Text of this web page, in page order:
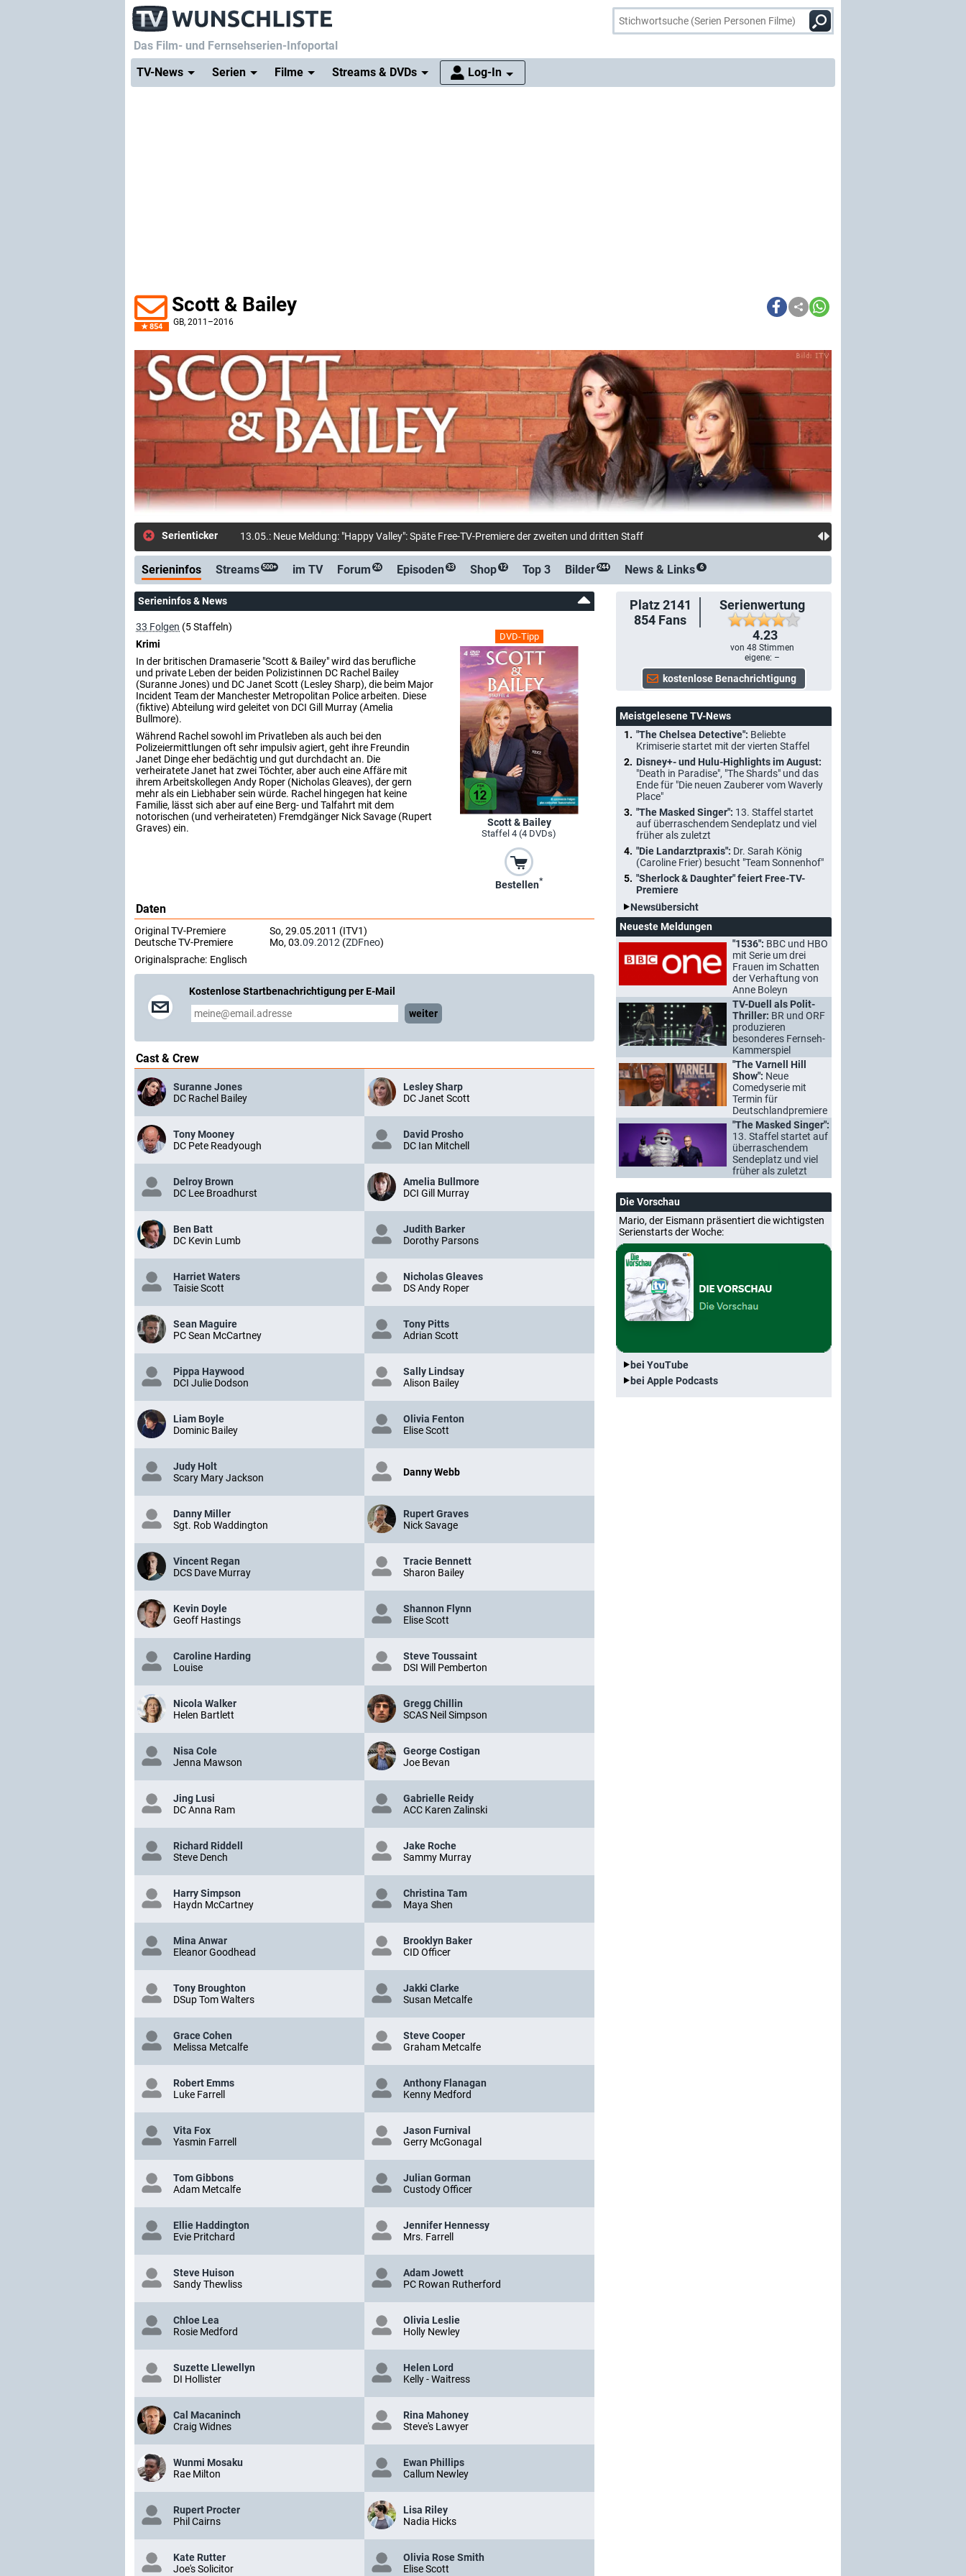
Das Film- und Fernsehserien-Infoportal
TV-News
Serien Filme Streams & DVDs Log-In
854
Scott & Bailey
GB, 2011–2016
Serienticker 13.05.: Neue Meldung: "Happy Valley": Späte Free-TV-Premiere der zweiten und dritten Staffel: BBC-Krimiserie wird hierzulande
Serieninfos Streams 500+ im TV Forum 26 Episoden 33 Shop 12 Top 3 Bilder 244 News & Links 6
Platz 2141
854 Fans
Serienwertung
4.23
von 48 Stimmen
eigene: –
Serieninfos & News
DVD-Tipp
Scott & Bailey
Staffel 4 (4 DVDs)
Bestellen*
33 Folgen (5 Staffeln)
Krimi
In der britischen Dramaserie "Scott & Bailey" wird das berufliche
und private Leben der beiden Polizistinnen DC Rachel Bailey
(Suranne Jones) und DC Janet Scott (Lesley Sharp), die beim Major
Incident Team der Manchester Metropolitan Police arbeiten. Diese
(fiktive) Abteilung wird geleitet von DCI Gill Murray (Amelia
Bullmore).
Während Rachel sowohl im Privatleben als auch bei den
Polizeiermittlungen oft sehr impulsiv agiert, geht ihre Freundin
Janet Dinge eher bedächtig und gut durchdacht an. Die
verheiratete Janet hat zwei Töchter, aber auch eine Affäre mit
ihrem Arbeitskollegen Andy Roper (Nicholas Gleaves), der gern
mehr als ein Liebhaber sein würde. Rachel hingegen hat keine
Familie, lässt sich aber auf eine Berg- und Talfahrt mit dem
notorischen (und verheirateten) Fremdgänger Nick Savage (Rupert
Graves) ein.
Daten
Original TV-Premiere
So, 29.05.2011 (ITV1)
Deutsche TV-Premiere
Mo, 03.09.2012 (ZDFneo)
Originalsprache: Englisch
Kostenlose Startbenachrichtigung per E-Mail
weiter
Cast & Crew
Suranne Jones
DC Rachel Bailey
Lesley Sharp
DC Janet Scott
Tony Mooney
DC Pete Readyough
David Prosho
DC Ian Mitchell
Delroy Brown
DC Lee Broadhurst
Amelia Bullmore
DCI Gill Murray
Ben Batt
DC Kevin Lumb
Judith Barker
Dorothy Parsons
Harriet Waters
Taisie Scott
Nicholas Gleaves
DS Andy Roper
Sean Maguire
PC Sean McCartney
Tony Pitts
Adrian Scott
Pippa Haywood
DCI Julie Dodson
Sally Lindsay
Alison Bailey
Liam Boyle
Dominic Bailey
Olivia Fenton
Elise Scott
Judy Holt
Scary Mary Jackson
Danny Webb
Danny Miller
Sgt. Rob Waddington
Rupert Graves
Nick Savage
Vincent Regan
DCS Dave Murray
Tracie Bennett
Sharon Bailey
Kevin Doyle
Geoff Hastings
Shannon Flynn
Elise Scott
Caroline Harding
Louise
Steve Toussaint
DSI Will Pemberton
Nicola Walker
Helen Bartlett
Gregg Chillin
SCAS Neil Simpson
Nisa Cole
Jenna Mawson
George Costigan
Joe Bevan
Jing Lusi
DC Anna Ram
Gabrielle Reidy
ACC Karen Zalinski
Richard Riddell
Steve Dench
Jake Roche
Sammy Murray
Harry Simpson
Haydn McCartney
Christina Tam
Maya Shen
Mina Anwar
Eleanor Goodhead
Brooklyn Baker
CID Officer
Tony Broughton
DSup Tom Walters
Jakki Clarke
Susan Metcalfe
Grace Cohen
Melissa Metcalfe
Steve Cooper
Graham Metcalfe
Robert Emms
Luke Farrell
Anthony Flanagan
Kenny Medford
Vita Fox
Yasmin Farrell
Jason Furnival
Gerry McGonagal
Tom Gibbons
Adam Metcalfe
Julian Gorman
Custody Officer
Ellie Haddington
Evie Pritchard
Jennifer Hennessy
Mrs. Farrell
Steve Huison
Sandy Thewliss
Adam Jowett
PC Rowan Rutherford
Chloe Lea
Rosie Medford
Olivia Leslie
Holly Newley
Suzette Llewellyn
DI Hollister
Helen Lord
Kelly - Waitress
Cal Macaninch
Craig Widnes
Rina Mahoney
Steve's Lawyer
Wunmi Mosaku
Rae Milton
Ewan Phillips
Callum Newley
Rupert Procter
Phil Cairns
Lisa Riley
Nadia Hicks
Kate Rutter
Joe's Solicitor
Olivia Rose Smith
Elise Scott
Meistgelesene TV-News
"The Chelsea Detective": Beliebte
Krimiserie startet mit der vierten Staffel
Disney+- und Hulu-Highlights im August:
"Death in Paradise", "The Shards" und das
Ende für "Die neuen Zauberer vom Waverly
Place"
"The Masked Singer": 13. Staffel startet
auf überraschendem Sendeplatz und viel
früher als zuletzt
"Die Landarztpraxis": Dr. Sarah König
(Caroline Frier) besucht "Team Sonnenhof"
"Sherlock & Daughter" feiert Free-TV-
Premiere
Newsübersicht
Neueste Meldungen
"1536": BBC und HBO
mit Serie um drei
Frauen im Schatten
der Verhaftung von
Anne Boleyn
TV-Duell als Polit-
Thriller: BR und ORF
produzieren
besonderes Fernseh-
Kammerspiel
"The Varnell Hill
Show": Neue
Comedyserie mit
Termin für
Deutschlandpremiere
"The Masked Singer":
13. Staffel startet auf
überraschendem
Sendeplatz und viel
früher als zuletzt
Die Vorschau
Mario, der Eismann präsentiert die wichtigsten
Serienstarts der Woche:
bei YouTube
bei Apple Podcasts